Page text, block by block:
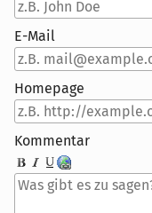
E-Mail
Homepage
Kommentar